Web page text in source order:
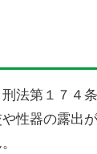
法第１７４
性器の露出